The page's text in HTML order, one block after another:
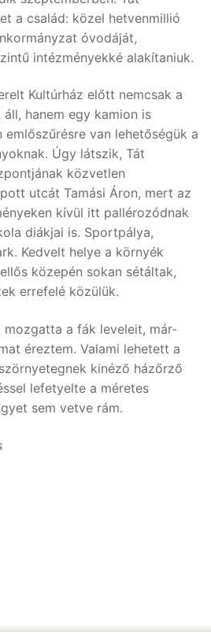
a család: közel hetvenmillió
óvodáját,
intézményekké alakítaniuk.
Kultúrház előtt nemcsak a
hanem egy kamion is
emlőszűrésre van lehetőségük a
Úgy látszik, Tát
közvetlen
utcát Tamási Áron, mert az
kívül itt pallérozódnak
diákjai is. Sportpálya,
Kedvelt helye a környék
közepén sokan sétáltak,
errefelé közülük.
mozgatta a fák leveleit, már-
éreztem. Valami lehetett a
kinéző házőrző
lefetyelte a méretes
sem vetve rám.